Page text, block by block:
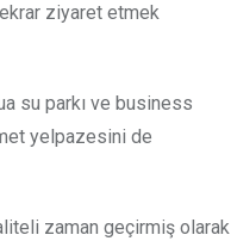
ziyaret etmek
su parkı ve business
yelpazesini de
zaman geçirmiş olarak